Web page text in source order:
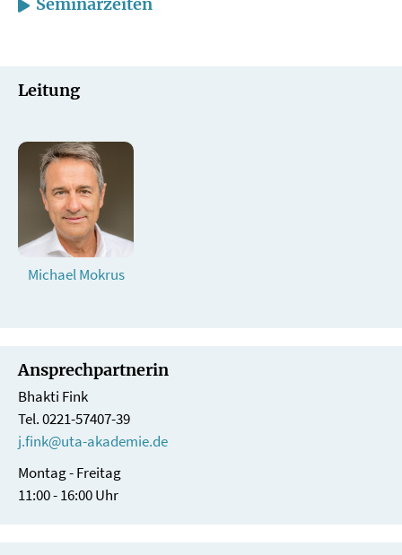
Leitung
Michael Mokrus
Ansprechpartnerin
Bhakti Fink
Tel. 0221-57407-39
j.fink@uta-akademie.de
Montag - Freitag
11:00 - 16:00 Uhr